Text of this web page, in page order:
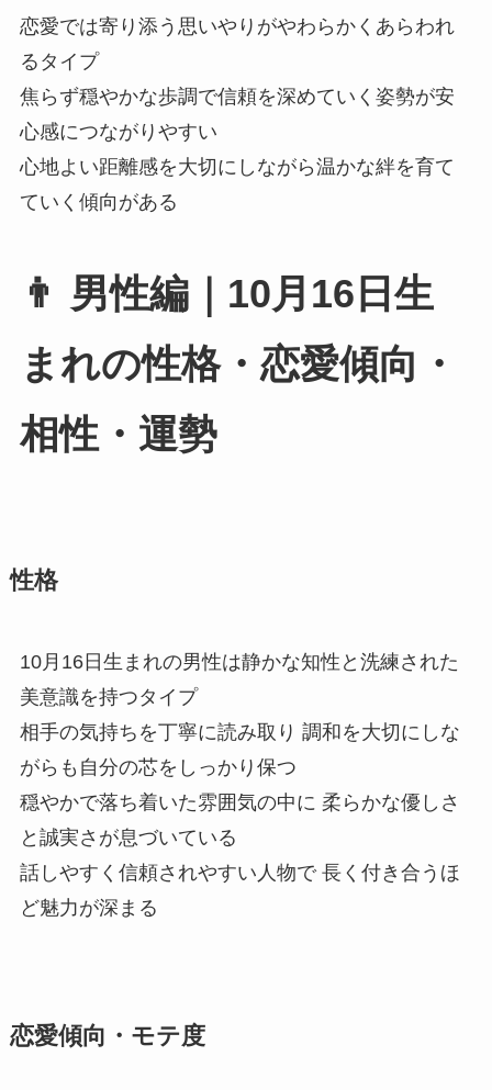
恋愛では寄り添う思いやりがやわらかくあらわれ
るタイプ
焦らず穏やかな歩調で信頼を深めていく姿勢が安
心感につながりやすい
心地よい距離感を大切にしながら温かな絆を育て
ていく傾向がある
👨 男性編｜10月16日生
まれの性格・恋愛傾向・
相性・運勢
性格
10月16日生まれの男性は静かな知性と洗練された
美意識を持つタイプ
相手の気持ちを丁寧に読み取り 調和を大切にしな
がらも自分の芯をしっかり保つ
穏やかで落ち着いた雰囲気の中に 柔らかな優しさ
と誠実さが息づいている
話しやすく信頼されやすい人物で 長く付き合うほ
ど魅力が深まる
恋愛傾向・モテ度